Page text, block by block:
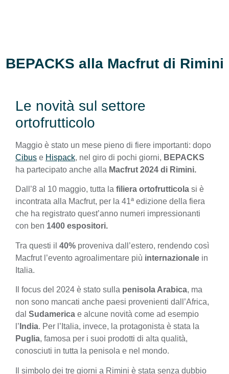
BEPACKS alla Macfrut di Rimini
Le novità sul settore
ortofrutticolo
Maggio è stato un mese pieno di fiere importanti: dopo
Cibus e Hispack, nel giro di pochi giorni, BEPACKS
ha partecipato anche alla Macfrut 2024 di Rimini.
Dall’8 al 10 maggio, tutta la filiera ortofrutticola si è
incontrata alla Macfrut, per la 41ª edizione della fiera
che ha registrato quest’anno numeri impressionanti
con ben 1400 espositori.
Tra questi il 40% proveniva dall’estero, rendendo così
Macfrut l’evento agroalimentare più internazionale in
Italia.
Il focus del 2024 è stato sulla penisola Arabica, ma
non sono mancati anche paesi provenienti dall’Africa,
dal Sudamerica e alcune novità come ad esempio
l’ India. Per l’Italia, invece, la protagonista è stata la
Puglia, famosa per i suoi prodotti di alta qualità,
conosciuti in tutta la penisola e nel mondo.
Il simbolo dei tre giorni a Rimini è stata senza dubbio